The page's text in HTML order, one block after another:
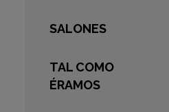
SALONES
TAL COMO
ÉRAMOS